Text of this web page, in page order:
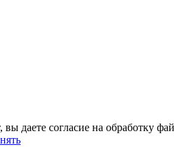
даете согласие на обработку